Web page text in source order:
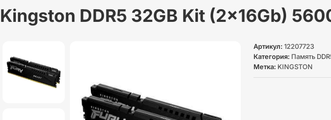
Kingston DDR5 32GB Kit (2x16Gb)
Артикул: 12207723
Категория: Память
Метка: KINGSTON